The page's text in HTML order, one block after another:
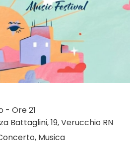
- Ore 21
Battaglini, 19, Verucchio RN
Musica